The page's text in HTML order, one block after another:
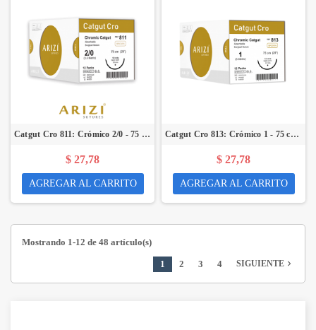
Catgut Cro 811: Crómico 2/0 - 75 cm, Aguja de 1/2 Círculo Punta Cónica 36 mm - Caja x 12 Unidades - ARIZI
$ 27,78
AGREGAR AL CARRITO
Catgut Cro 813: Crómico 1 - 75 cm, Aguja de 1/2 Círculo Punta Cónica 37 mm - Caja x 12 Unidades - ARIZI
$ 27,78
AGREGAR AL CARRITO
Mostrando 1-12 de 48 artículo(s)
1 2 3 4 SIGUIENTE navigate_next